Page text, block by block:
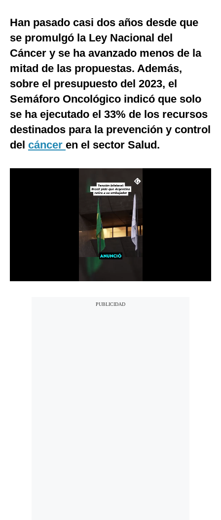
EEUU
España
Internacional
Club del Suscriptor
Mix
Han pasado casi dos años desde que
se promulgó la Ley Nacional del
Cáncer y se ha avanzado menos de la
mitad de las propuestas. Además,
sobre el presupuesto del 2023, el
Semáforo Oncológico indicó que solo
se ha ejecutado el 33% de los recursos
destinados para la prevención y control
del cáncer en el sector Salud.